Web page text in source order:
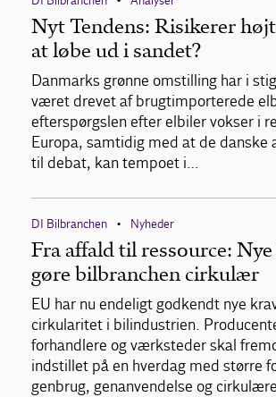
Nyt Tendens: Risikerer
at løbe ud i sandet?
Danmarks grønne omstilling har i
været drevet af brugtimporterede
efterspørgslen efter elbiler vokser i
Europa, samtidig med at de danske
til debat, kan tempoet i…
DI Bilbranchen • Nyheder
Fra affald til ressource:
gøre bilbranchen cirkulær
EU har nu endeligt godkendt nye
cirkularitet i bilindustrien.
forhandlere og værksteder skal
indstillet på en hverdag med større
genbrug, genanvendelse og